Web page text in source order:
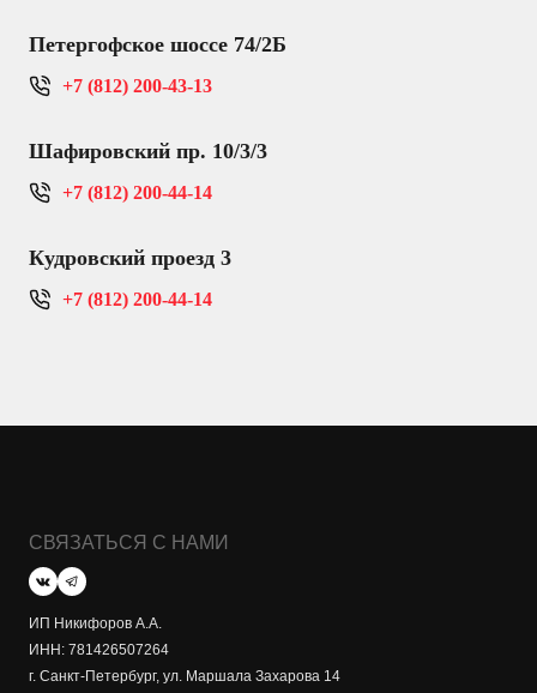
Петергофское шоссе 74/2Б
+7 (812) 200-43-13
Шафировский пр. 10/3/3
+7 (812) 200-44-14
Кудровский проезд 3
+7 (812) 200-44-14
СВЯЗАТЬСЯ С НАМИ
ИП Никифоров А.А.
ИНН: 781426507264
г. Санкт-Петербург, ул. Маршала Захарова 14